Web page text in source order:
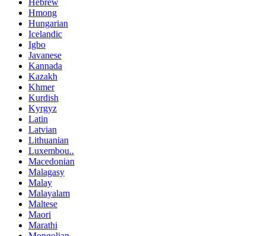
Hebrew
Hmong
Hungarian
Icelandic
Igbo
Javanese
Kannada
Kazakh
Khmer
Kurdish
Kyrgyz
Latin
Latvian
Lithuanian
Luxembou..
Macedonian
Malagasy
Malay
Malayalam
Maltese
Maori
Marathi